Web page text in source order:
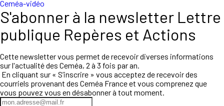
Ceméa-vidéo
S'abonner à la newsletter Lettre
publique Repères et Actions
Cette newsletter vous permet de recevoir diverses informations
sur l'actualité des Ceméa, 2 à 3 fois par an.
En cliquant sur « S’inscrire » vous acceptez de recevoir des
courriels provenant des Ceméa France et vous comprenez que
vous pouvez vous en désabonner à tout moment.